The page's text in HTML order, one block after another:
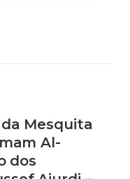
Mesquita
Al-
dos